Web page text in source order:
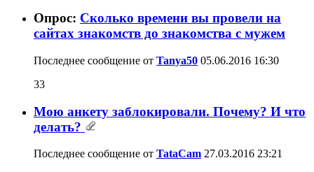
Опрос: Сколько времени вы провели на
сайтах знакомств до знакомства с мужем
Последнее сообщение от Tanya50 05.06.2016 16:30
33
Мою анкету заблокировали. Почему? И что
делать?
Последнее сообщение от TataCam 27.03.2016 23:21